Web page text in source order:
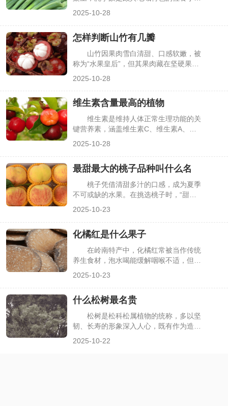
色食材，下面详细解析鸡头米的植物真身
与相关特性。
知道它源自哪种植物，甚至会将其与芋
头、魔芋等混淆。其实芋蒙是特定植物的
嫩茎，有着明确的植物学归属与生长特
性，了解它不仅能清晰食材来源，也能更
好地认识其食用价值，下面详细解析芋蒙
的植物属性、形态特征及用途。
2025-10-28
怎样判断山竹有几瓣
山竹因果肉雪白清甜、口感软嫩，被
称为“水果皇后”，但其果肉藏在坚硬果壳
肉更饱满，少则可能出现空瓣。很多人买
山竹时只能凭运气，不知道如何通过外观
判断果肉瓣数，常遇到“果壳大、果肉
少”的情况。其实山竹的果瓣数量可通过
外壳特征轻松判断，掌握简单方法就能精
准挑选，下面详细介绍具体技巧。
2025-10-28
维生素含量最高的植物
维生素是维持人体正常生理功能的关
键营养素，涵盖维生素C、维生素A、维
生素E等多个类别，而植物是这些维生素
食用植物高效补充维生素，却困惑“哪种
植物维生素含量最高”。其实不同维生素
对应的高含量植物不同，不存在单一“含
量最高”的植物，需按维生素类别筛选，
下面详细介绍各类维生素含量突出的植
物。
2025-10-28
最甜最大的桃子品种叫什么名
桃子凭借清甜多汁的口感，成为夏季
不可或缺的水果。在挑选桃子时，“甜度
桃，特性差异大，不少人难以判断哪种
是“最甜最大”的品种。其实目前有几个品
种在甜度和果重上表现突出，既能满足对
甜度的追求，又有饱满的果型，下面详细
介绍这些优质桃子品种。
2025-10-23
化橘红是什么果子
在岭南特产中，化橘红常被当作传统
养生食材，泡水喝能缓解咽喉不适，但很
淆。其实化橘红并非日常食用的水果，而
是特定柑橘品种的干燥幼果，有着严格的
产地限定与独特的药用价值，下面详细解
析化橘红的果子属性、形态特征及用途。
2025-10-23
什么松树最名贵
松树是松科松属植物的统称，多以坚
韧、长寿的形象深入人心，既有作为造林
2025-10-22